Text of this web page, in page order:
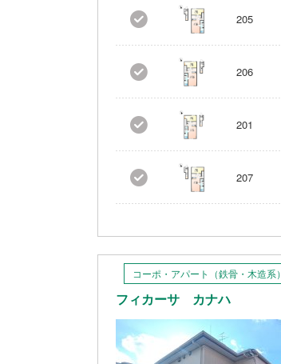
205
206
201
207
コーポ・アパート（鉄骨・木造系）
フィカーサ カナハ